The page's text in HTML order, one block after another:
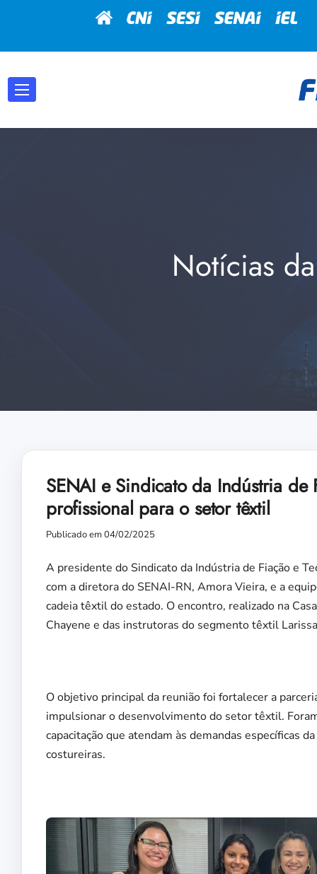
Notícias
SENAI e Sindicato da Indústria de
profissional para o setor têxtil
Publicado em 04/02/2025
A presidente do Sindicato da Indústria de Fiação e
com a diretora do SENAI-RN, Amora Vieira, e a
cadeia têxtil do estado. O encontro, realizado na
Chayene e das instrutoras do segmento têxtil
O objetivo principal da reunião foi fortalecer a
impulsionar o desenvolvimento do setor têxtil.
capacitação que atendam às demandas específicas
costureiras.